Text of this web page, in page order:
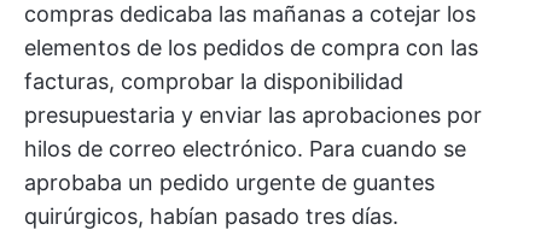
compras dedicaba las mañanas a cotejar los
elementos de los pedidos de compra con las
facturas, comprobar la disponibilidad
presupuestaria y enviar las aprobaciones por
hilos de correo electrónico. Para cuando se
aprobaba un pedido urgente de guantes
quirúrgicos, habían pasado tres días.